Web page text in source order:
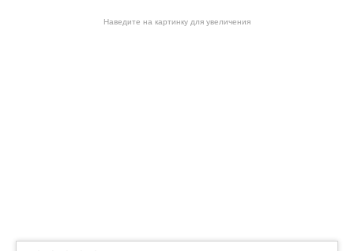
Наведите на картинку для увеличения